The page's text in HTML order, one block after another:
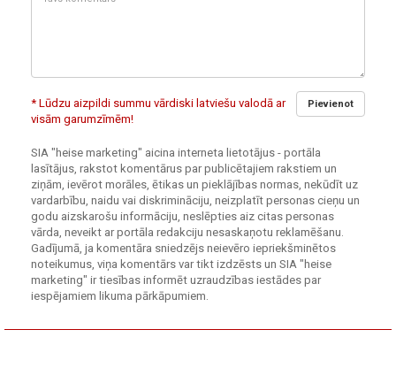
Pievienot
* Lūdzu aizpildi summu vārdiski latviešu valodā ar
visām garumzīmēm!
SIA "heise marketing" aicina interneta lietotājus - portāla
lasītājus, rakstot komentārus par publicētajiem rakstiem un
ziņām, ievērot morāles, ētikas un pieklājības normas, nekūdīt uz
vardarbību, naidu vai diskrimināciju, neizplatīt personas cieņu un
godu aizskarošu informāciju, neslēpties aiz citas personas
vārda, neveikt ar portāla redakciju nesaskaņotu reklamēšanu.
Gadījumā, ja komentāra sniedzējs neievēro iepriekšminētos
noteikumus, viņa komentārs var tikt izdzēsts un SIA "heise
marketing" ir tiesības informēt uzraudzības iestādes par
iespējamiem likuma pārkāpumiem.